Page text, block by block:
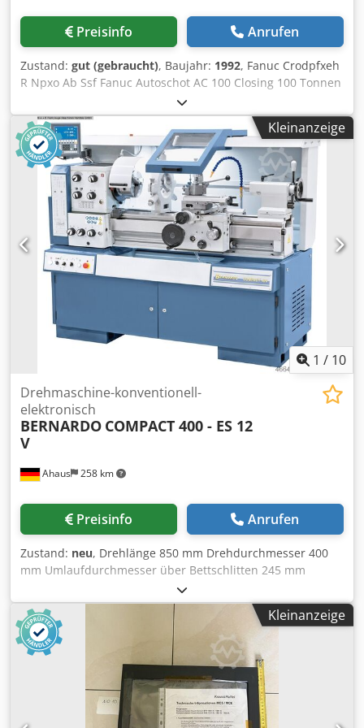
Preisinfo Anrufen
Zustand: gut (gebraucht), Baujahr: 1992, Fanuc Crodpfxeh
R Npxo Ab Ssf Fanuc Autoschot AC 100 Closing 100 Tonnen
Kleinanzeige
1 / 10
Ahaus 258 km
Drehmaschine-konventionell-
elektronisch
BERNARDO COMPACT 400 - ES 12
V
Preisinfo Anrufen
Zustand: neu, Drehlänge 850 mm Drehdurchmesser 400
mm Umlaufdurchmesser über Bettschlitten 245 mm
Spindelbohrung 52.0 mm Drehzahl 45 - 1800 U/min
Bettbreite 260 mm Spindelaufnahme DIN 55029 D 1-5
Reitstockkonus 3 MK Pinolenweg 120 mm
Gesamtleistungsbedarf 3.0 / 4.5 kW Maschinengewicht ca.
1255 kg Abmessung L-B-H 1900 x 1000 x 1610 mm Die
Präzisionsdrehmaschine Compact 400 ist eine moderne,
dem heutigen Stand der Technik entsprechende
Maschine. Schon die Grundausstattung beinhaltet alle
wichtigen Zubehöre (3-Achs-Digital- anzeige, Lünetten,
Kleinanzeige